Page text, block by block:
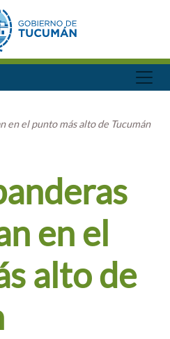
en el punto más alto de Tucumán
en el
alto de